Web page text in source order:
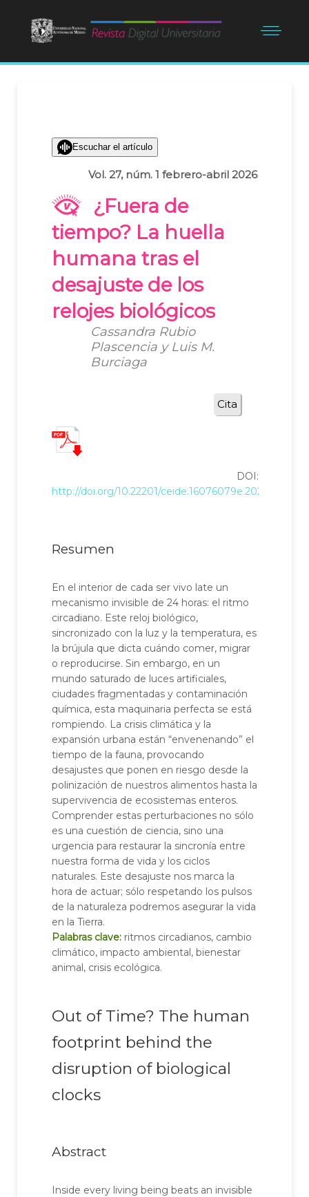
Escuchar el artículo
Vol. 27, núm. 1 febrero-abril 2026
¿Fuera de
tiempo? La huella
humana tras el
desajuste de los
relojes biológicos
Cassandra Rubio
Plascencia y Luis M.
Burciaga
Cita
DOI:
http://doi.org/10.22201/ceide.16076079e.2026.27.1.11
Resumen
En el interior de cada ser vivo late un
mecanismo invisible de 24 horas: el ritmo
circadiano. Este reloj biológico,
sincronizado con la luz y la temperatura, es
la brújula que dicta cuándo comer, migrar
o reproducirse. Sin embargo, en un
mundo saturado de luces artificiales,
ciudades fragmentadas y contaminación
química, esta maquinaria perfecta se está
rompiendo. La crisis climática y la
expansión urbana están “envenenando” el
tiempo de la fauna, provocando
desajustes que ponen en riesgo desde la
polinización de nuestros alimentos hasta la
supervivencia de ecosistemas enteros.
Comprender estas perturbaciones no sólo
es una cuestión de ciencia, sino una
urgencia para restaurar la sincronía entre
nuestra forma de vida y los ciclos
naturales. Este desajuste nos marca la
hora de actuar; sólo respetando los pulsos
de la naturaleza podremos asegurar la vida
en la Tierra.
Palabras clave: ritmos circadianos, cambio
climático, impacto ambiental, bienestar
animal, crisis ecológica.
Out of Time? The human
footprint behind the
disruption of biological
clocks
Abstract
Inside every living being beats an invisible